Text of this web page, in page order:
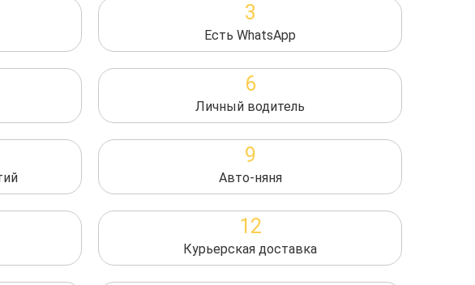
3
Есть WhatsApp
6
Личный водитель
9
Авто-няня
12
Курьерская доставка